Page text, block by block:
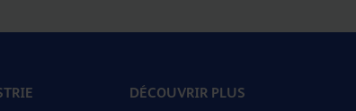
DÉCOUVRIR PLUS